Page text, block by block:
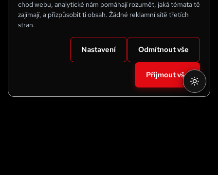
chod webu, analytické nám pomáhají rozumět, jaká témata tě
zajímají, a přizpůsobit ti obsah. Žádné reklamní sítě třetích
stran.
Nastavení Odmítnout vše
Přijmout vše